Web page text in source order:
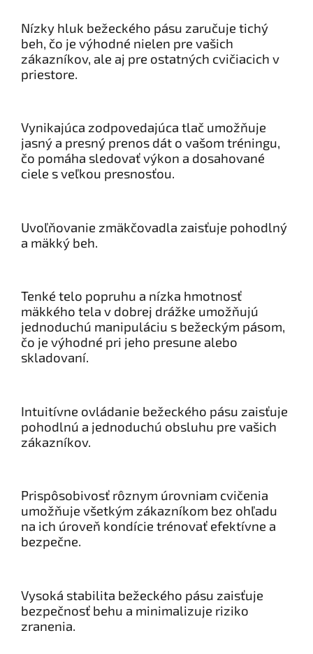
Nízky hluk bežeckého pásu zaručuje tichý
beh, čo je výhodné nielen pre vašich
zákazníkov, ale aj pre ostatných cvičiacich v
priestore.
Vynikajúca zodpovedajúca tlač umožňuje
jasný a presný prenos dát o vašom tréningu,
čo pomáha sledovať výkon a dosahované
ciele s veľkou presnosťou.
Uvoľňovanie zmäkčovadla zaisťuje pohodlný
a mäkký beh.
Tenké telo popruhu a nízka hmotnosť
mäkkého tela v dobrej drážke umožňujú
jednoduchú manipuláciu s bežeckým pásom,
čo je výhodné pri jeho presune alebo
skladovaní.
Intuitívne ovládanie bežeckého pásu zaisťuje
pohodlnú a jednoduchú obsluhu pre vašich
zákazníkov.
Prispôsobivosť rôznym úrovniam cvičenia
umožňuje všetkým zákazníkom bez ohľadu
na ich úroveň kondície trénovať efektívne a
bezpečne.
Vysoká stabilita bežeckého pásu zaisťuje
bezpečnosť behu a minimalizuje riziko
zranenia.